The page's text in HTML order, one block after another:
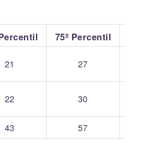
75º Percentil
21 27
22 30
43 57